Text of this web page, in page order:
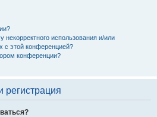
использования и/или
с этой конференцией?
конференции?